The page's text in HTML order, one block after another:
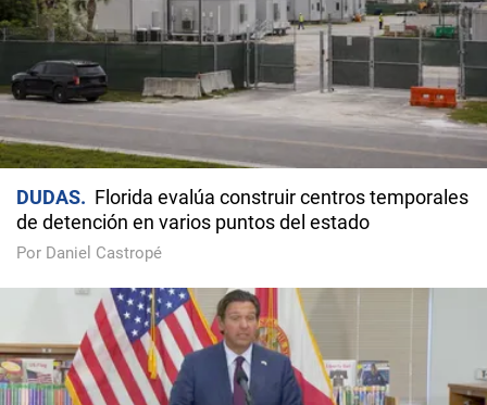
DUDAS
Florida evalúa construir centros temporales
de detención en varios puntos del estado
Por Daniel Castropé